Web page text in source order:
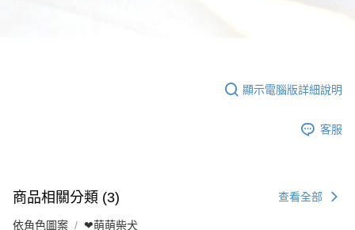
顯示電腦版詳細說明
客服
商品相關分類 (3) 查看全部
依角色圖案 ❤萌萌柴犬